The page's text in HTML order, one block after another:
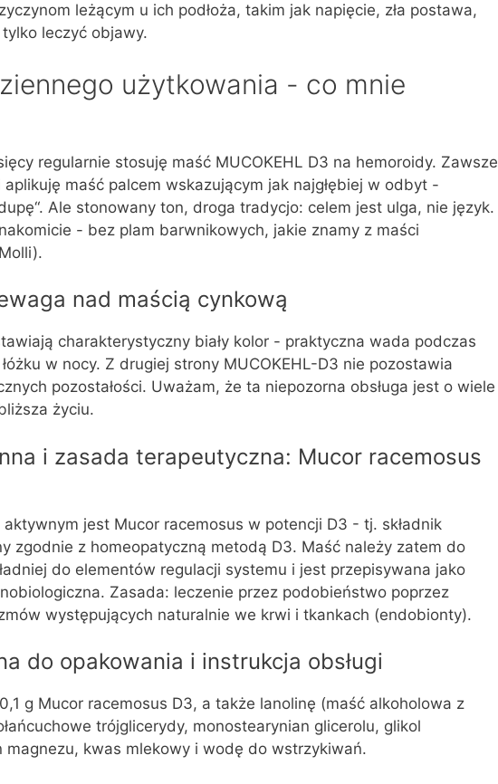
leżącym u ich podłoża, takim jak napięcie, zła postawa,
leczyć objawy.
użytkowania - co mnie
regularnie stosuję maść MUCOKEHL D3 na hemoroidy. Zawsze
maść palcem wskazującym jak najgłębiej w odbyt -
Ale stonowany ton, droga tradycjo: celem jest ulga, nie język.
- bez plam barwnikowych, jakie znamy z maści
nad maścią cynkową
charakterystyczny biały kolor - praktyczna wada podczas
w nocy. Z drugiej strony MUCOKEHL-D3 nie pozostawia
pozostałości. Uważam, że ta niepozorna obsługa jest o wiele
życiu.
i zasada terapeutyczna: Mucor racemosus
aktywnym jest Mucor racemosus w potencji D3 - tj. składnik
zgodnie z homeopatyczną metodą D3. Maść należy zatem do
do elementów regulacji systemu i jest przepisywana jako
Zasada: leczenie przez podobieństwo poprzez
występujących naturalnie we krwi i tkankach (endobionty).
do opakowania i instrukcja obsługi
g Mucor racemosus D3, a także lanolinę (maść alkoholowa z
trójglicerydy, monostearynian glicerolu, glikol
magnezu, kwas mlekowy i wodę do wstrzykiwań.